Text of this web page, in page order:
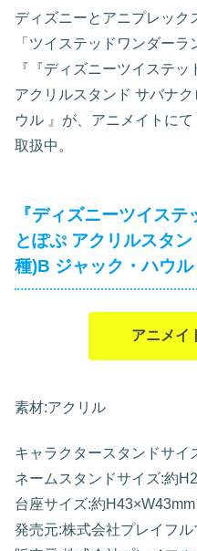
ディズニーとアニプレック
「ツイステッドワンダー
『『ディズニーツイステ
アクリルスタンド サバナ
ウル 』が、アニメイトにて
取扱中。
『ディズニーツイス
とぽぷ アクリルスタ
種)B ジャック・ハウル
アニメイ
素材:アクリル
キャラクタースタンドサイ
ネームスタンドサイズ:約
台座サイズ:約H43×W43mm
発売元:株式会社プレイフ